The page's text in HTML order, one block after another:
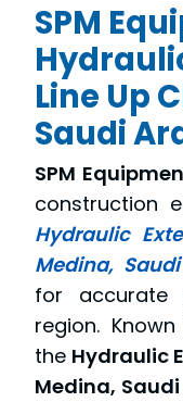
SPM
Line Up
Saudi
SPM
construction
Hydraulic
Medina,
for accurate
region.
the Hydraulic
Medina,